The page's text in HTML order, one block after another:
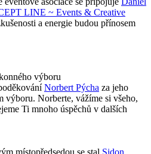
LINE ~ Events & Creative
a energie budou přínosem
výboru
Norbert Pýcha za jeho
výboru. Norberte, vážíme si všeho,
Ti mnoho úspěchů v dalších
místopředsedou se stal Sidon